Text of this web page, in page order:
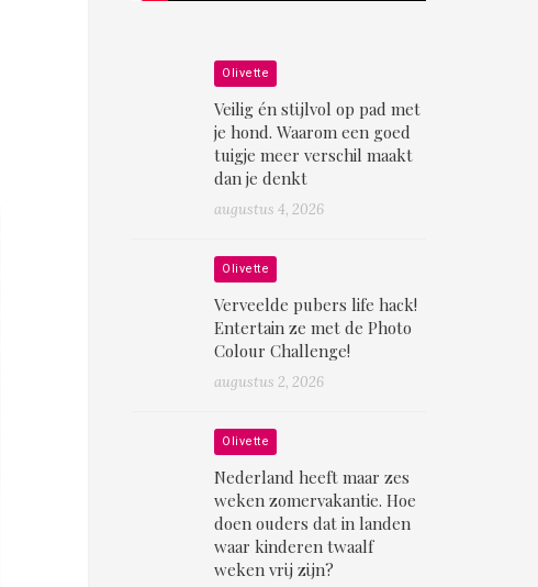
Olivette
Veilig én stijlvol op pad met
je hond. Waarom een goed
tuigje meer verschil maakt
dan je denkt
augustus 4, 2026
Olivette
Verveelde pubers life hack!
Entertain ze met de Photo
Colour Challenge!
augustus 2, 2026
Olivette
Nederland heeft maar zes
weken zomervakantie. Hoe
doen ouders dat in landen
waar kinderen twaalf
weken vrij zijn?